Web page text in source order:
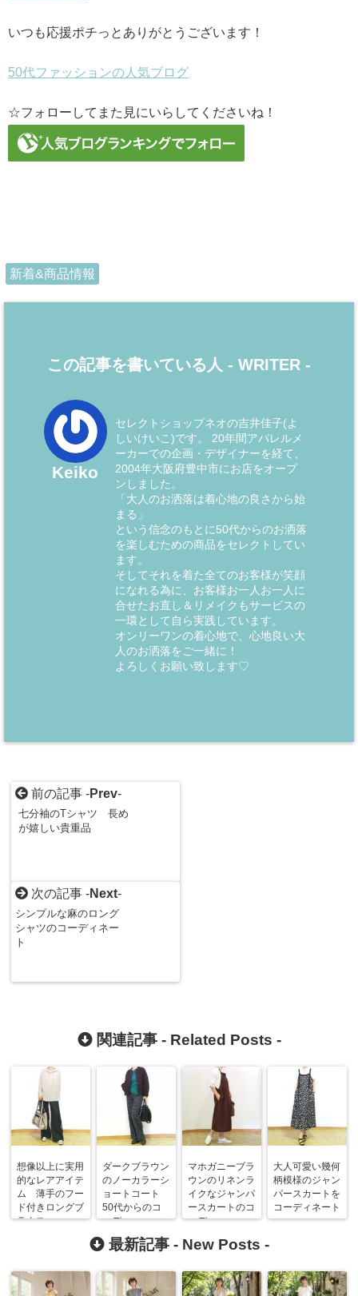
いつも応援ポチっとありがとうございます！
50代ファッションの人気ブログ
☆フォローしてまた見にいらしてくださいね！
新着&商品情報
この記事を書いている人 - WRITER -
Keiko
セレクトショップネオの吉井佳子(よ
しいけいこ)です。 20年間アパレルメ
ーカーでの企画・デザイナーを経て、
2004年大阪府豊中市にお店をオープ
ンしました。
「大人のお洒落は着心地の良さから始
まる」
という信念のもとに50代からのお洒落
を楽しむための商品をセレクトしてい
ます。
そしてそれを着た全てのお客様が笑顔
になれる為に、お客様お一人お一人に
合せたお直し＆リメイクもサービスの
一環として自ら実践しています。
オンリーワンの着心地で、心地良い大
人のお洒落をご一緒に！
よろしくお願い致します♡
前の記事 -Prev-
七分袖のTシャツ 長め
が嬉しい貴重品
次の記事 -Next-
シンプルな麻のロング
シャツのコーディネー
ト
関連記事 - Related Posts -
想像以上に実用
的なレアアイテ
ム 薄手のフー
ド付きロングブ
ラウス
ダークブラウン
のノーカラーシ
ョートコート
50代からのコ
ーデ
マホガニーブラ
ウンのリネンラ
イクなジャンパ
ースカートのコ
ーデ
大人可愛い幾何
柄模様のジャン
パースカートを
コーディネート
最新記事 - New Posts -